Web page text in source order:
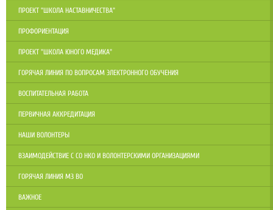
ПРОЕКТ "ШКОЛА НАСТАВНИЧЕСТВА"
ПРОФОРИЕНТАЦИЯ
ПРОЕКТ "ШКОЛА ЮНОГО МЕДИКА"
ГОРЯЧАЯ ЛИНИЯ ПО ВОПРОСАМ ЭЛЕКТРОННОГО ОБУЧЕНИЯ
ВОСПИТАТЕЛЬНАЯ РАБОТА
ПЕРВИЧНАЯ АККРЕДИТАЦИЯ
НАШИ ВОЛОНТЕРЫ
ВЗАИМОДЕЙСТВИЕ С СО НКО И ВОЛОНТЕРСКИМИ ОРГАНИЗАЦИЯМИ
ГОРЯЧАЯ ЛИНИЯ МЗ ВО
ВАЖНОЕ